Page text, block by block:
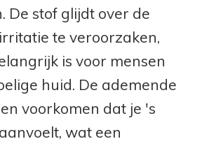
De stof glijdt over de
te veroorzaken,
is voor mensen
huid. De ademende
voorkomen dat je 's
wat een